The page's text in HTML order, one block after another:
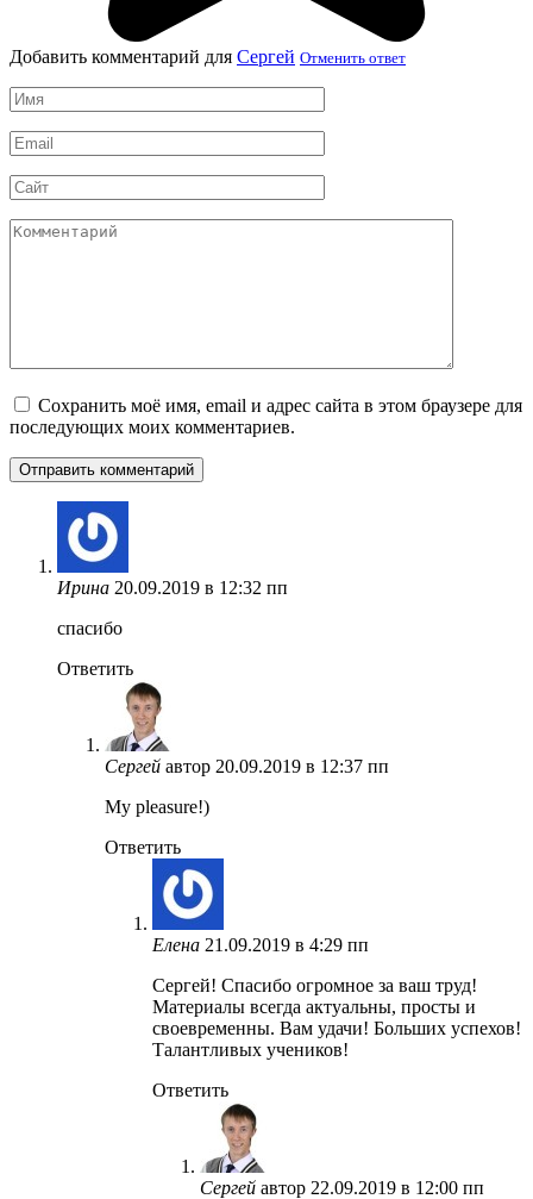
Добавить комментарий для Сергей Отменить ответ
Имя
*
Email
*
Сайт
Комментарий
Сохранить моё имя, email и адрес сайта в этом браузере для
последующих моих комментариев.
Ирина 20.09.2019 в 12:32 пп
спасибо
Ответить
Сергей автор 20.09.2019 в 12:37 пп
My pleasure!)
Ответить
Елена 21.09.2019 в 4:29 пп
Сергей! Спасибо огромное за ваш труд!
Материалы всегда актуальны, просты и
своевременны. Вам удачи! Больших успехов!
Талантливых учеников!
Ответить
Сергей автор 22.09.2019 в 12:00 пп